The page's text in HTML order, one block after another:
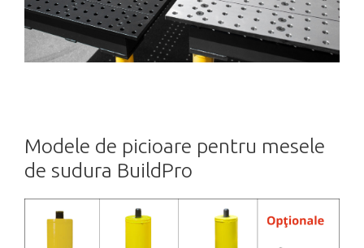
Modele de picioare pentru mesele
de sudura BuildPro